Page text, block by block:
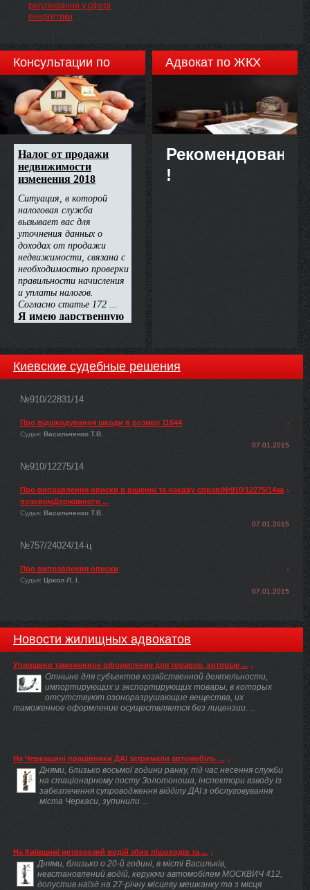
регулювання у сфері
енергетики
Консультации по
недвижимости
Адвокат по ЖКХ
Рекомендовано
!
Киевские судебные решения
№910/22831/14
Про відшкодування шкоди в розмірі 11644
Судья: Васильченко Т.В.
07.01.2015
№910/12275/14
Про виправлення описки в рішенні та наказіу справі№910/12275/14за
позовомДержавного ...
Судья: Васильченко Т.В.
07.01.2015
№757/24024/14-ц
Про виправлення описки
Судья: Цокол Л. І.
07.01.2015
Новости жилищных адвокатов
Упрощено таможенное оформление для товаров, которые ...
Отныне для субъектов хозяйственной деятельности,
импортирующих и экспортирующих товары, в которых
отсутствуют озоноразрушающие вещества, их
таможенное оформление осуществляется без лицензии. ...
На Черкащині працівники ДАІ затримали автомобіль ...
Днями, близько восьмої години ранку, під час несення служби
на стаціонарному посту Золотоноша, інспектори взводу із
забезпечення супроводження відділу ДАІ з обслуговування
міста Черкаси, зупинили ...
На Київщині нетверезий водій збив пішоходів та ...
Днями, близько о 20-й годині, в місті Васильків,
невстановлений водій, керуючи автомобілем МОСКВИЧ 412,
допустив наїзд на 27-річну місцеву мешканку та з місця